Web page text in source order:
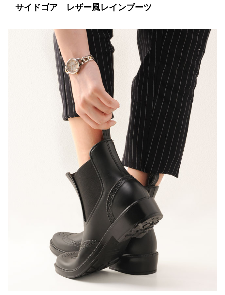
サイドゴア レザー風レインブーツ